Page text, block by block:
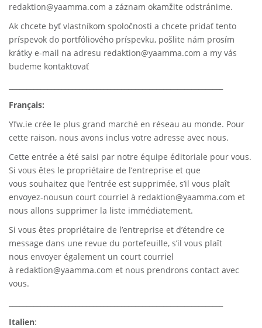
redaktion@yaamma.com a záznam okamžite odstránime.
Ak chcete byť vlastníkom spoločnosti a chcete pridať tento
príspevok do portfóliového príspevku, pošlite nám prosím
krátky e-mail na adresu redaktion@yaamma.com a my vás
budeme kontaktovať
Français:
Yfw.ie crée le plus grand marché en réseau au monde. Pour
cette raison, nous avons inclus votre adresse avec nous.
Cette entrée a été saisi par notre équipe éditoriale pour vous.
Si vous êtes le propriétaire de l’entreprise et que
vous souhaitez que l’entrée est supprimée, s’il vous plaît
envoyez-nousun court courriel à redaktion@yaamma.com et
nous allons supprimer la liste immédiatement.
Si vous êtes propriétaire de l’entreprise et d’étendre ce
message dans une revue du portefeuille, s’il vous plaît
nous envoyer également un court courriel
à redaktion@yaamma.com et nous prendrons contact avec
vous.
Italien: